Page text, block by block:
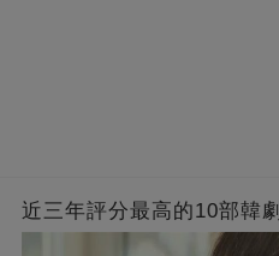
近三年評分最高的10部韓劇